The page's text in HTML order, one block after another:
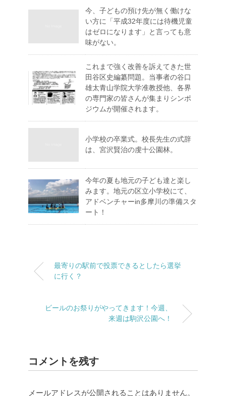
今、子どもの預け先が無く働けな
い方に「平成32年度には待機児童
はゼロになります」と言っても意
味がない。
これまで強く改善を訴えてきた世
田谷区史編纂問題。当事者の谷口
雄太青山学院大学准教授他、各界
の専門家の皆さんが集まりシンポ
ジウムが開催されます。
小学校の卒業式。校長先生の式辞
は、宮沢賢治の虔十公園林。
今年の夏も地元の子ども達と楽し
みます。地元の区立小学校にて、
アドベンチャーin多摩川の準備スタ
ート！
最寄りの駅前で投票できるとしたら選挙
に行く？
ビールのお祭りがやってきます！今週、
来週は駒沢公園へ！
コメントを残す
メールアドレスが公開されることはありません。